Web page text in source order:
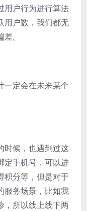
用户行为进行算法
用户数，我们都无
。
一定会在未来某个
时候，也遇到过这
定手机号，可以进
积分等，但是对于
服务场景，比如我
，所以线上线下两